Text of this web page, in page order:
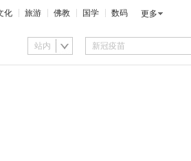
化 旅游 佛教 国学 数码 更多
站内